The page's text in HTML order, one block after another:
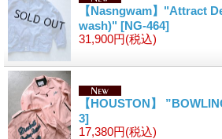
【Nasngwam】"Attract
wash)" [NG-464]
31,900円(税込)
【HOUSTON】
3]
17,380円(税込)